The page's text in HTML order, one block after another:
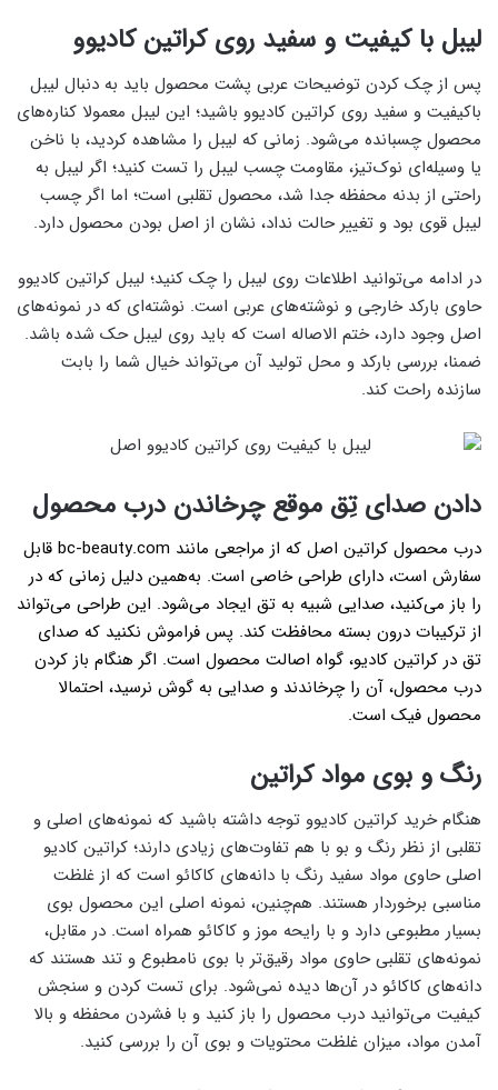
لیبل با کیفیت و سفید روی کراتین کادیوو
پس از چک کردن توضیحات عربی پشت محصول باید به دنبال لیبل
باکیفیت و سفید روی کراتین کادیوو باشید؛ این لیبل معمولا کناره‌های
محصول چسبانده می‌شود. زمانی که لیبل را مشاهده کردید، با ناخن‌
یا وسیله‌ای نوک‌تیز، مقاومت چسب لیبل را تست کنید؛ اگر لیبل به
راحتی از بدنه محفظه جدا شد، محصول تقلبی است؛ اما اگر چسب
لیبل قوی بود و تغییر حالت نداد‌، نشان از اصل بودن محصول دارد.
در ادامه می‌توانید اطلاعات روی لیبل را چک کنید؛ لیبل کراتین کادیوو
حاوی بارکد خارجی و نوشته‌های عربی است. نوشته‌ای که در نمونه‌های
اصل وجود دارد، ختم الاصاله است که باید روی لیبل حک شده باشد.
ضمنا، بررسی بارکد و محل تولید آن می‌تواند خیال شما را بابت
سازنده راحت کند.
دادن صدای تِق موقع چرخاندن درب محصول
درب محصول کراتین اصل که از مراجعی مانند bc-beauty.com قابل
سفارش است، دارای طراحی خاصی است. به‌همین دلیل زمانی که در
را باز می‌کنید، صدایی شبیه به تق ایجاد می‌شود. این طراحی می‌تواند
از ترکیبات درون بسته محافظت کند. پس فراموش نکنید که صدای
تق در کراتین کادیو، گواه اصالت محصول است. اگر هنگام باز کردن
درب محصول، آن را چرخاندند و صدایی به گوش نرسید، احتمالا
محصول فیک است.
رنگ و بوی مواد کراتین
هنگام خرید کراتین کادیوو توجه داشته باشید که نمونه‌های اصلی و
تقلبی از نظر رنگ و بو با هم تفاوت‌های زیادی دارند؛ کراتین کادیو‌
اصلی حاوی مواد سفید رنگ با دانه‌های کاکائو است که از غلظت
مناسبی برخوردار‌ هستند. هم‌چنین، نمونه اصلی این محصول بوی
بسیار مطبوعی دارد و با رایحه موز و کاکائو همراه است. در مقابل،
نمونه‌های تقلبی حاوی مواد رقیق‌تر با بوی نامطبوع و تند هستند که
دانه‌های کاکائو در آن‌ها دیده نمی‌شود. برای تست کردن و سنجش
کیفیت می‌توانید درب محصول را باز کنید و با فشردن محفظه و بالا
آمدن مواد، میزان غلظت محتویات و بوی آن را بررسی کنید.